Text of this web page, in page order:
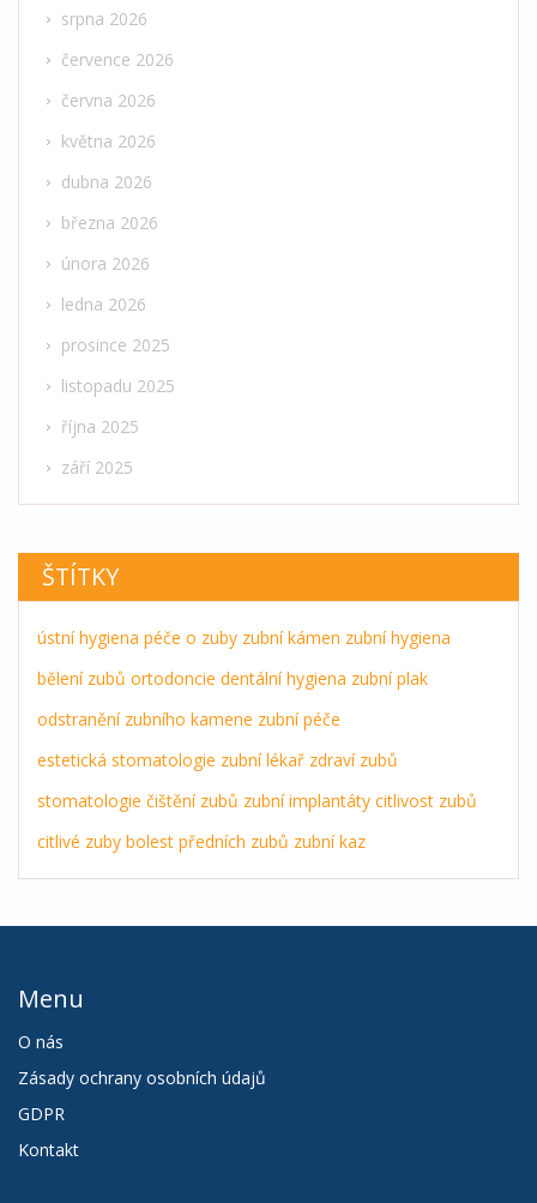
srpna 2026
července 2026
června 2026
května 2026
dubna 2026
března 2026
února 2026
ledna 2026
prosince 2025
listopadu 2025
října 2025
září 2025
ŠTÍTKY
ústní hygiena péče o zuby zubní kámen zubní hygiena
bělení zubů ortodoncie dentální hygiena zubní plak
odstranění zubního kamene zubní péče
estetická stomatologie zubní lékař zdraví zubů
stomatologie čištění zubů zubní implantáty citlivost zubů
citlivé zuby bolest předních zubů zubní kaz
Menu
O nás
Zásady ochrany osobních údajů
GDPR
Kontakt